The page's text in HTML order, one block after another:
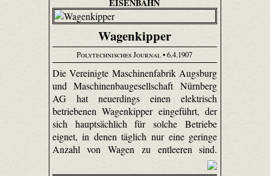
Wagenkipper
Polytechnisches Journal• 6.4.1907
Die Vereinigte Maschinenfabrik Augsburg
und Maschinenbaugesellschaft Nürnberg
AG hat neuerdings einen elektrisch
betriebenen Wagenkipper eingeführt, der
sich hauptsächlich für solche Betriebe
eignet, in denen täglich nur eine geringe
Anzahl von Wagen zu entleeren sind.